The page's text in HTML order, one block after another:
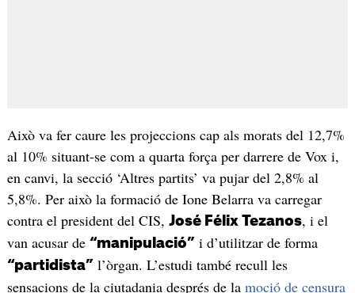
Això va fer caure les projeccions cap als morats del 12,7%
al 10% situant-se com a quarta força per darrere de Vox i,
en canvi, la secció ‘Altres partits’ va pujar del 2,8% al
5,8%. Per això la formació de Ione Belarra va carregar
contra el president del CIS, José Félix Tezanos, i el
van acusar de “manipulació”i d’utilitzar de forma
“partidista”l’òrgan. L’estudi també recull les
sensacions de la ciutadania després de la moció de censura